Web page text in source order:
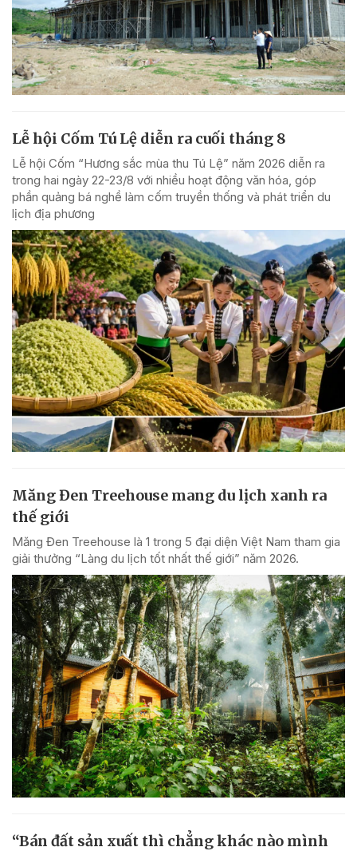
Lễ hội Cốm Tú Lệ diễn ra cuối tháng 8
Lễ hội Cốm “Hương sắc mùa thu Tú Lệ” năm 2026 diễn ra
trong hai ngày 22-23/8 với nhiều hoạt động văn hóa, góp
phần quảng bá nghề làm cốm truyền thống và phát triển du
lịch địa phương
Măng Đen Treehouse mang du lịch xanh ra
thế giới
Măng Đen Treehouse là 1 trong 5 đại diện Việt Nam tham gia
giải thưởng “Làng du lịch tốt nhất thế giới” năm 2026.
“Bán đất sản xuất thì chẳng khác nào mình